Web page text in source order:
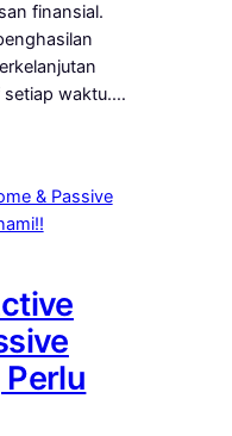
finansial.
setiap waktu.…